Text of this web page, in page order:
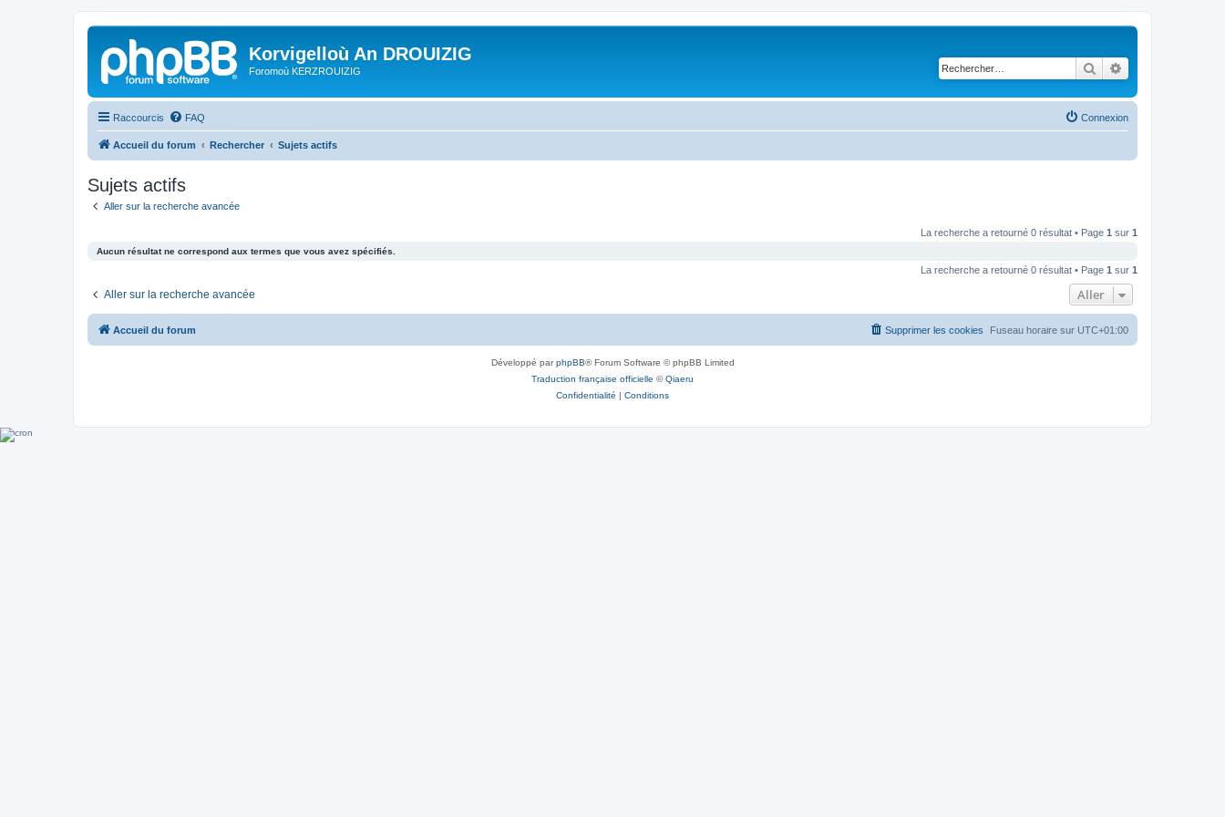
Korvigelloù An DROUIZIG
Foromoù KERZROUIZIG Rechercher
Raccourcis FAQ Connexion
Accueil du forum Rechercher Sujets actifs
Sujets actifs
Aller sur la recherche avancée
La recherche a retourné 0 résultat • Page 1 sur 1
Aucun résultat ne correspond aux termes que vous avez spécifiés.
La recherche a retourné 0 résultat • Page 1 sur 1
Aller sur la recherche avancée Aller
Accueil du forum Fuseau horaire sur UTC+01:00
Supprimer les cookies
Développé parphpBB® Forum Software © phpBB Limited
Traduction française officielle ©Qiaeru
Confidentialité | Conditions